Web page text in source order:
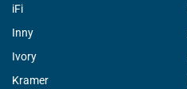
iFi
Inny
Ivory
Kramer